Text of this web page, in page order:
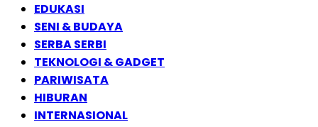
EDUKASI
SENI & BUDAYA
SERBA SERBI
TEKNOLOGI & GADGET
PARIWISATA
HIBURAN
INTERNASIONAL